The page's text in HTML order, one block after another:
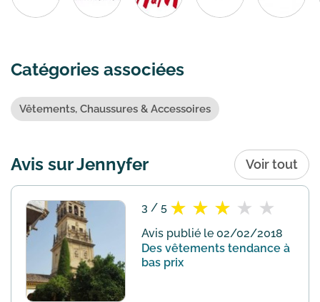
Catégories associées
Vêtements, Chaussures & Accessoires
Avis sur Jennyfer Voir tout
3 / 5
Avis publié le 02/02/2018
Des vêtements tendance à
bas prix